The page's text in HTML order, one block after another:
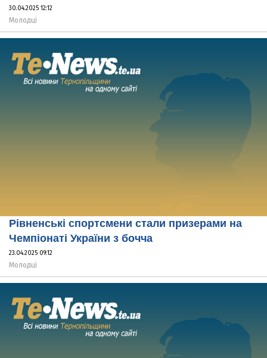
30.04.2025 12:12
Молодці
Рівненські спортсмени стали призерами на
Чемпіонаті України з бочча
23.04.2025 09:12
Молодці